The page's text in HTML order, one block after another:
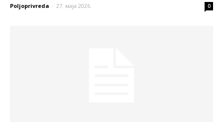
Poljoprivreda - 27. маја 2026. 0